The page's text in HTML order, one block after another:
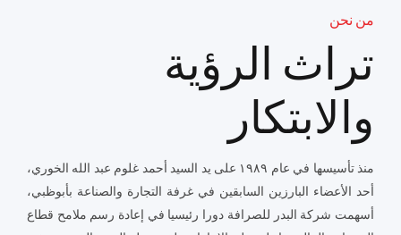
من نحن
تراث الرؤية
والابتكار
منذ تأسيسها في عام ١٩٨٩ على يد السيد أحمد غلوم عبد الله الخوري،
أحد الأعضاء البارزين السابقين في غرفة التجارة والصناعة بأبوظبي،
أسهمت شركة البدر للصرافة دورا رئيسيا في إعادة رسم ملامح قطاع